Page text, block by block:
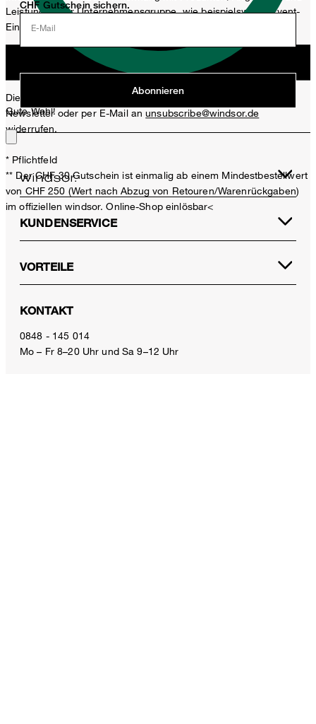
Leinenstretch-Culotte in Weiß
CHF 260.00
inkl. MwSt
34
Leistungen der Unternehmensgruppe, wie beispielsweise Event-
Einladungen, Aktionen, Produkt-Promotions zuzusenden.
Diese Einwilligung kann ich jederzeit durch den Abmeldelink im
Newsletter oder per E-Mail anunsubscribe@windsor.de
widerrufen.
* Pflichtfeld
** Der CHF 30 Gutschein ist einmalig ab einem Mindestbestellwert
von CHF 250 (Wert nach Abzug von Retouren/Warenrückgaben)
im offiziellen windsor. Online-Shop einlösbar<
Gute Wahl!
E-Mail
CHF Gutschein sichern.
Abonnieren
KUNDENSERVICE
VORTEILE
KONTAKT
0848 - 145 014
Mo – Fr 8–20 Uhr und Sa 9–12 Uhr